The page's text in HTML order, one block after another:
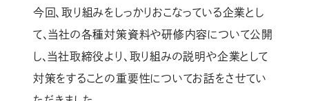
今回、取り組みをしっかりおこなっている企業とし
て、当社の各種対策資料や研修内容について公開
し、当社取締役より、取り組みの説明や企業として
対策をすることの重要性についてお話をさせてい